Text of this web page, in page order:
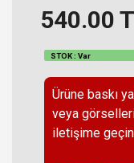
540.00
STOK : Var
Ürüne baskı
veya
iletişime